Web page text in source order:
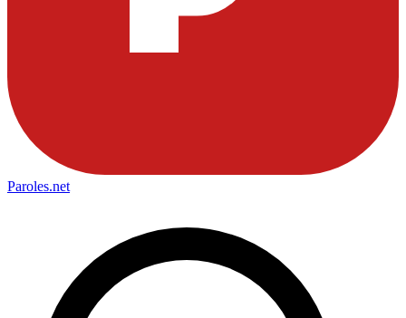
Paroles.net